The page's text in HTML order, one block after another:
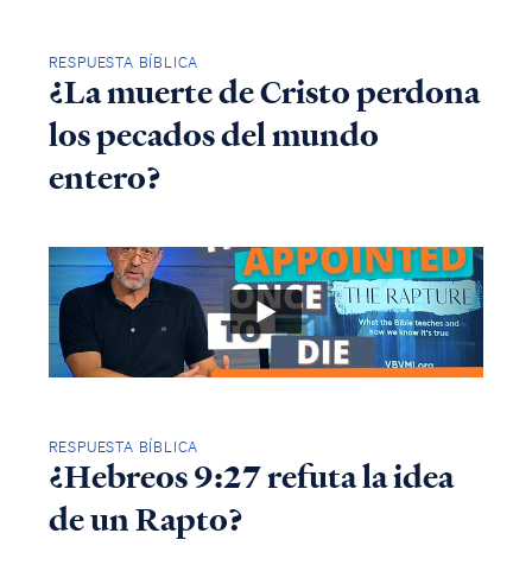
RESPUESTA BÍBLICA
¿La muerte de Cristo perdona
los pecados del mundo
entero?
RESPUESTA BÍBLICA
¿Hebreos 9:27 refuta la idea
de un Rapto?